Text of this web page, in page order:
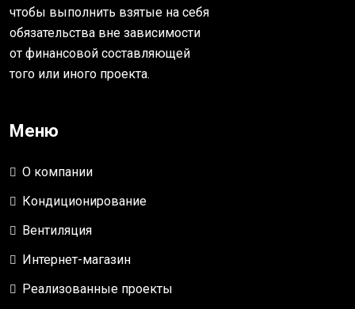
чтобы выполнить взятые на себя
обязательства вне зависимости
от финансовой составляющей
того или иного проекта.
Меню
О компании
Кондиционирование
Вентиляция
Интернет-магазин
Реализованные проекты